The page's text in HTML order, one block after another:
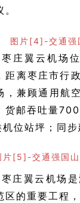
枣庄翼云机场
距离枣庄市行
，兼顾通用航
货邮吞吐量
机位站坪；同步
枣庄翼云机场
区的重要工程